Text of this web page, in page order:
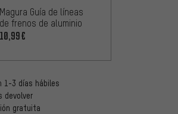
Magura Guía de líneas
de frenos de aluminio
10,99€
1-3 días hábiles
devolver
gratuita